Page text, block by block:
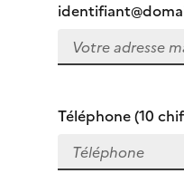
Téléphone (10